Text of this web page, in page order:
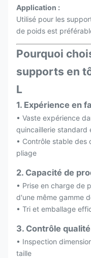
Application :
Utilisé pour les
de poids est
Pourquoi
supports en
L
1. Expérience en
• Vaste expérience
quincaillerie standard
• Contrôle stable des
pliage
2. Capacité de
• Prise en charge de
d'une même gamme
• Tri et emballage
3. Contrôle
• Inspection
taille